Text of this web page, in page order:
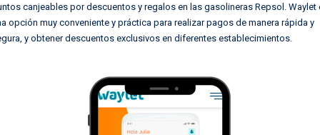
canjeables por descuentos y regalos en las gasolineras Repsol. Waylet
opción muy conveniente y práctica para realizar pagos de manera rápida y
y obtener descuentos exclusivos en diferentes establecimientos.